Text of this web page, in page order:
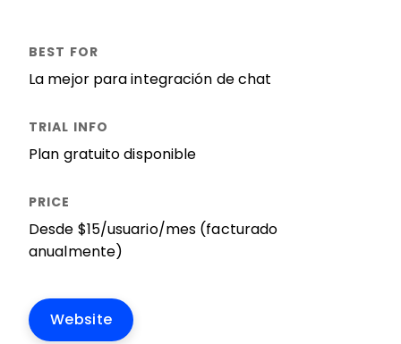
La mejor para integración de chat
Plan gratuito disponible
Desde $15/usuario/mes (facturado
anualmente)
Website